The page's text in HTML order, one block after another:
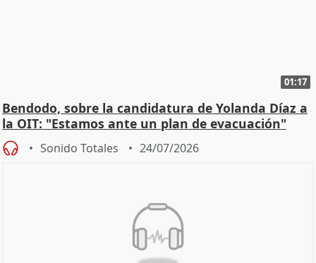
01:17
Bendodo, sobre la candidatura de Yolanda Díaz a
la OIT: "Estamos ante un plan de evacuación"
Sonido Totales 24/07/2026